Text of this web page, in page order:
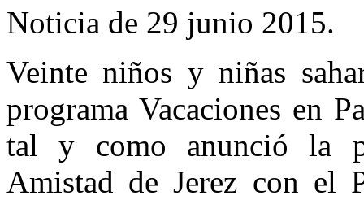
Noticia de 29 junio 2015.
Veinte niños y niñas
programa Vacaciones en
tal y como anunció la
Amistad de Jerez con el